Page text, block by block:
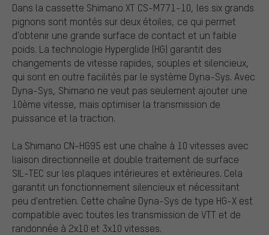
Dans la cassette Shimano XT CS-M771-10, les six grands
pignons sont montés sur deux étoiles, ce qui permet
d'obtenir une grande surface de contact et un faible
poids. La technologie Hyperglide (HG) garantit des
changements de vitesse rapides, souples et silencieux,
qui sont en outre facilités par le système Dyna-Sys. Avec
Dyna-Sys, Shimano ne veut pas seulement ajouter une
10ème vitesse, mais optimiser la transmission de
puissance et la traction.
La Shimano CN-HG95 est une chaîne à 10 vitesses avec
liaison directionnelle et double traitement de surface
SIL-TEC sur les plaques intérieures et extérieures. Cela
garantit un fonctionnement silencieux et nécessitant
peu d'entretien. Cette chaîne Dyna-Sys de type HG-X est
compatible avec toutes les transmission de VTT et de
randonnée à 2x10 et 3x10 vitesses.